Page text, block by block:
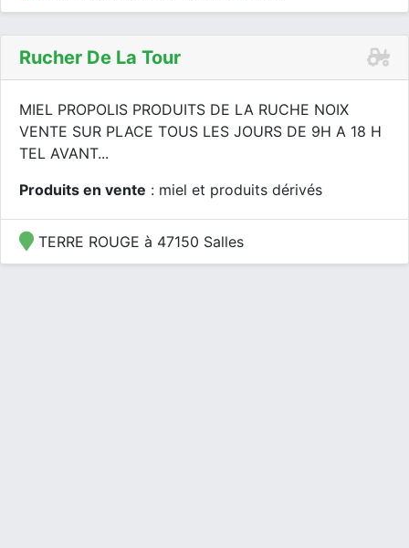
Rucher De La Tour
MIEL PROPOLIS PRODUITS DE LA RUCHE NOIX
VENTE SUR PLACE TOUS LES JOURS DE 9H A 18 H
TEL AVANT...
Produits en vente : miel et produits dérivés
TERRE ROUGE à 47150 Salles